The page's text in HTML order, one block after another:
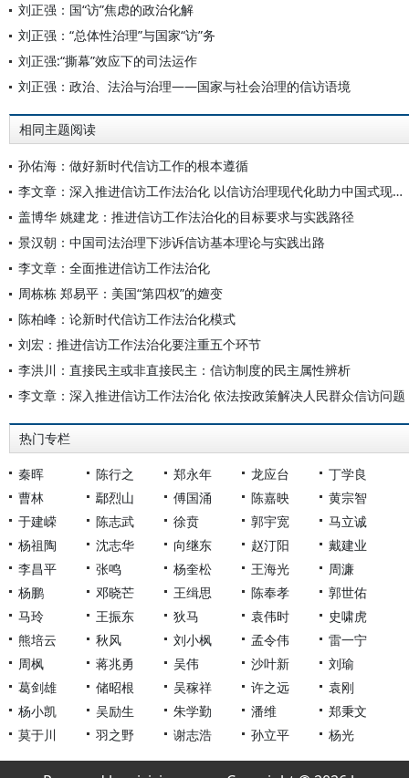
刘正强：国“访”焦虑的政治化解
刘正强：“总体性治理”与国家“访”务
刘正强:“撕幕”效应下的司法运作
刘正强：政治、法治与治理——国家与社会治理的信访语境
相同主题阅读
孙佑海：做好新时代信访工作的根本遵循
李文章：深入推进信访工作法治化 以信访治理现代化助力中国式现代化
盖博华 姚建龙：推进信访工作法治化的目标要求与实践路径
景汉朝：中国司法治理下涉诉信访基本理论与实践出路
李文章：全面推进信访工作法治化
周栋栋 郑易平：美国“第四权”的嬗变
陈柏峰：论新时代信访工作法治化模式
刘宏：推进信访工作法治化要注重五个环节
李洪川：直接民主或非直接民主：信访制度的民主属性辨析
李文章：深入推进信访工作法治化 依法按政策解决人民群众信访问题
热门专栏
秦晖 陈行之 郑永年 龙应台
丁学良
曹林
鄢烈山 傅国涌 陈嘉映
黄宗智
于建嵘
陈志武 徐贲 郭宇宽
马立诚
杨祖陶
沈志华 向继东 赵汀阳
戴建业
李昌平
张鸣 杨奎松 王海光
周濂
杨鹏
邓晓芒 王缉思 陈奉孝
郭世佑
马玲
王振东 狄马 袁伟时
史啸虎
熊培云
秋风 刘小枫 孟令伟
雷一宁
周枫
蒋兆勇 吴伟 沙叶新
刘瑜
葛剑雄
储昭根 吴稼祥 许之远
袁刚
杨小凯
吴励生 朱学勤 潘维
郑秉文
莫于川
羽之野 谢志浩 孙立平 杨光